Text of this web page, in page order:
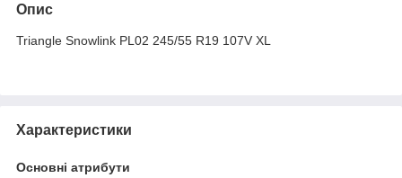
Опис
Triangle Snowlink PL02 245/55 R19 107V XL
Характеристики
Основні атрибути